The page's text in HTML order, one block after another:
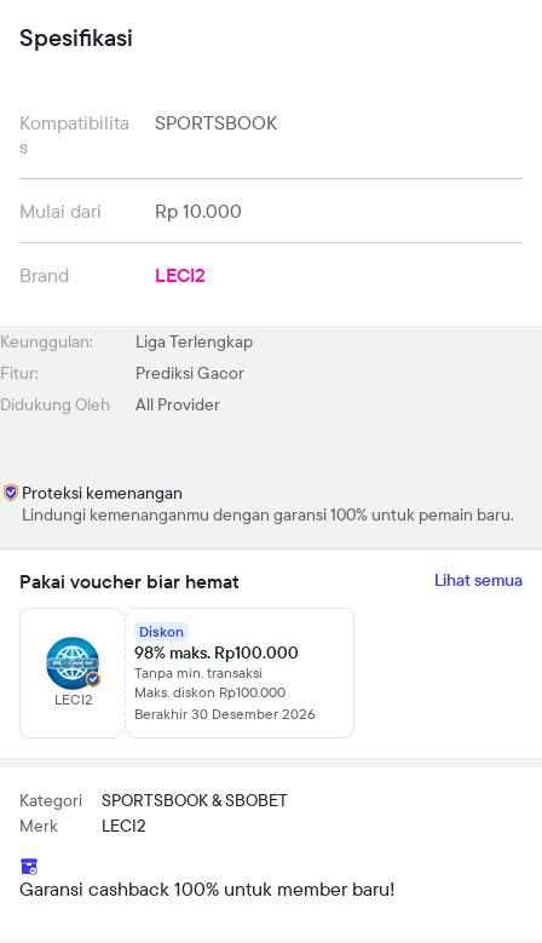
Spesifikasi
Kompatibilita
s
SPORTSBOOK
Mulai dari Rp 10.000
Brand LECI2
Keunggulan:
Liga Terlengkap
Fitur:
Prediksi Gacor
Didukung Oleh
All Provider
Proteksi kemenangan
Lindungi kemenanganmu dengan garansi 100% untuk pemain baru.
Pakai voucher biar hemat Lihat semua
LECI2
Diskon
98% maks. Rp100.000
Tanpa min. transaksi
Maks. diskon Rp100.000
Berakhir 30 Desember 2026
Kategori
SPORTSBOOK & SBOBET
Merk
LECI2
Garansi cashback 100% untuk member baru!